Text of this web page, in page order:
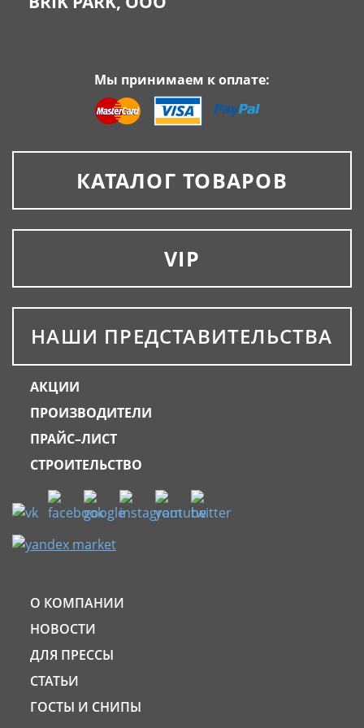
Мы принимаем к оплате:
КАТАЛОГ ТОВАРОВ
VIP
НАШИ ПРЕДСТАВИТЕЛЬСТВА
АКЦИИ
ПРОИЗВОДИТЕЛИ
ПРАЙС–ЛИСТ
СТРОИТЕЛЬСТВО
О КОМПАНИИ
НОВОСТИ
ДЛЯ ПРЕССЫ
СТАТЬИ
ГОСТЫ И СНИПЫ